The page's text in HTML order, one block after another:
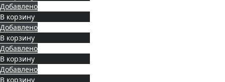
Добавлено
В корзину
Добавлено
В корзину
Добавлено
В корзину
Добавлено
В корзину